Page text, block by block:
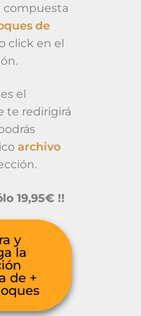
compuesta
de
click en el
el
te redirigirá
archivo
19,95€ !!
y
la
de +